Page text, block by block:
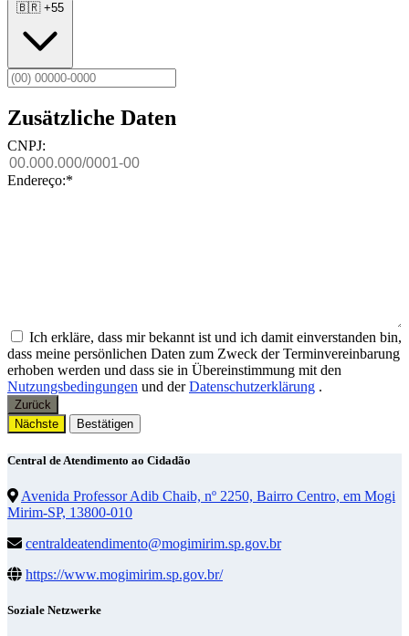
🇧🇷 +55
Zusätzliche Daten
CNPJ:
Endereço:*
Ich erkläre, dass mir bekannt ist und ich damit einverstanden bin,
dass meine persönlichen Daten zum Zweck der Terminvereinbarung
erhoben werden und dass sie in Übereinstimmung mit den
Nutzungsbedingungen und derDatenschutzerklärung .
Zurück
Nächste
Bestätigen
Central de Atendimento ao Cidadão
Avenida Professor Adib Chaib, nº 2250, Bairro Centro, em Mogi
Mirim-SP, 13800-010
centraldeatendimento@mogimirim.sp.gov.br
https://www.mogimirim.sp.gov.br/
Soziale Netzwerke